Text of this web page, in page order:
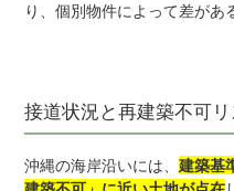
り、個別物件によって差があ
接道状況と再建築不可リ
沖縄の海岸沿いには、建築基